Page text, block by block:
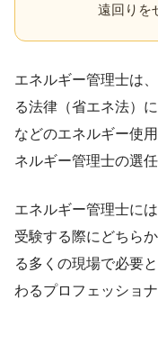
遠回りを
エネルギー管理士は
る法律（省エネ法）
などのエネルギー使
ネルギー管理士の選
エネルギー管理士に
受験する際にどちら
る多くの現場で必要
わるプロフェッショ